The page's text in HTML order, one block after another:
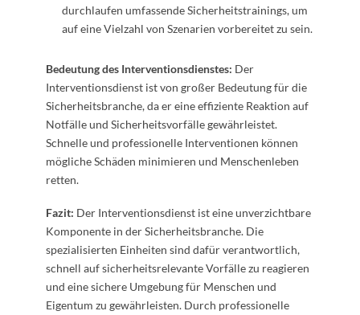
durchlaufen umfassende Sicherheitstrainings, um
auf eine Vielzahl von Szenarien vorbereitet zu sein.
Bedeutung des Interventionsdienstes: Der
Interventionsdienst ist von großer Bedeutung für die
Sicherheitsbranche, da er eine effiziente Reaktion auf
Notfälle und Sicherheitsvorfälle gewährleistet.
Schnelle und professionelle Interventionen können
mögliche Schäden minimieren und Menschenleben
retten.
Fazit: Der Interventionsdienst ist eine unverzichtbare
Komponente in der Sicherheitsbranche. Die
spezialisierten Einheiten sind dafür verantwortlich,
schnell auf sicherheitsrelevante Vorfälle zu reagieren
und eine sichere Umgebung für Menschen und
Eigentum zu gewährleisten. Durch professionelle